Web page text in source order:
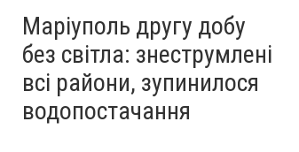
Маріуполь другу добу
без світла: знеструмлені
всі райони, зупинилося
водопостачання